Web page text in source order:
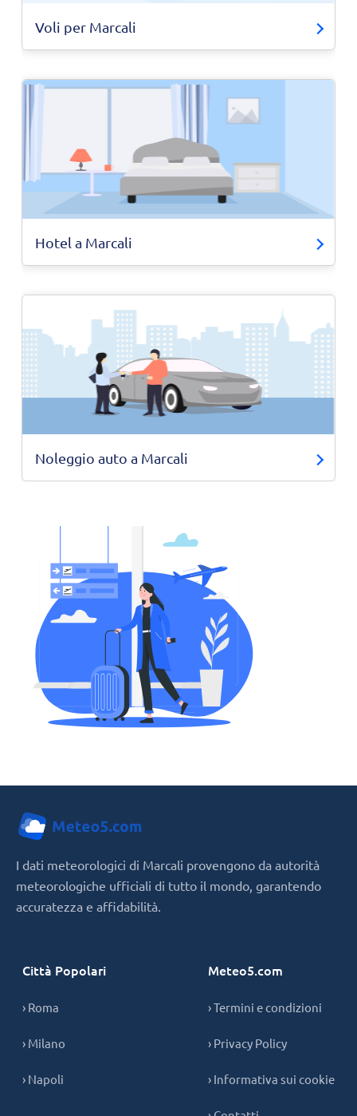
Voli per Marcali
Hotel a Marcali
Noleggio auto a Marcali
I dati meteorologici di Marcali provengono da autorità
meteorologiche ufficiali di tutto il mondo, garantendo
accuratezza e affidabilità.
Città Popolari
› Roma
› Milano
› Napoli
Meteo5.com
› Termini e condizioni
› Privacy Policy
› Informativa sui cookie